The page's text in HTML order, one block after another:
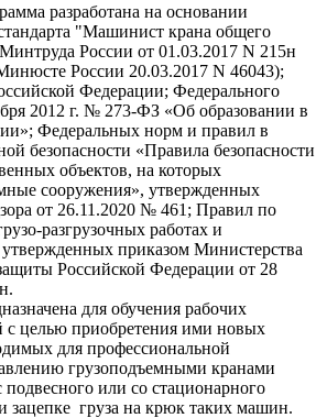
разработана на основании
"Машинист крана общего
России от 01.03.2017 N 215н
России 20.03.2017 N 46043);
Федерации; Федерального
2012 г. № 273-ФЗ «Об образовании в
Федеральных норм и правил в
безопасности «Правила безопасности
объектов, на которых
сооружения», утвержденных
от 26.11.2020 № 461; Правил по
разгрузочных работах и
приказом Министерства
Российской Федерации от 28
для обучения рабочих
с целью приобретения ими новых
для профессиональной
грузоподъемными кранами
или со стационарного
зацепке груза на крюк таких машин.